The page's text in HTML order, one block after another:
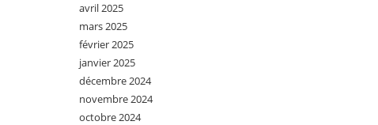
avril 2025
mars 2025
février 2025
janvier 2025
décembre 2024
novembre 2024
octobre 2024